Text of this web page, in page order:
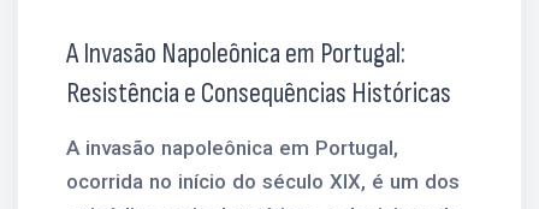
A Invasão Napoleônica em Portugal:
Resistência e Consequências Históricas
A invasão napoleônica em Portugal,
ocorrida no início do século XIX, é um dos